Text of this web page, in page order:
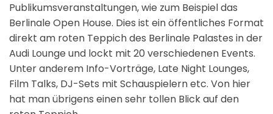
Publikumsveranstaltungen, wie zum Beispiel das
Berlinale Open House. Dies ist ein öffentliches Format
direkt am roten Teppich des Berlinale Palastes in der
Audi Lounge und lockt mit 20 verschiedenen Events.
Unter anderem Info-Vorträge, Late Night Lounges,
Film Talks, DJ-Sets mit Schauspielern etc. Von hier
hat man übrigens einen sehr tollen Blick auf den